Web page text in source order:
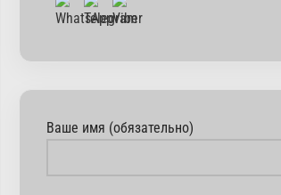
Ваше имя (обязательно)